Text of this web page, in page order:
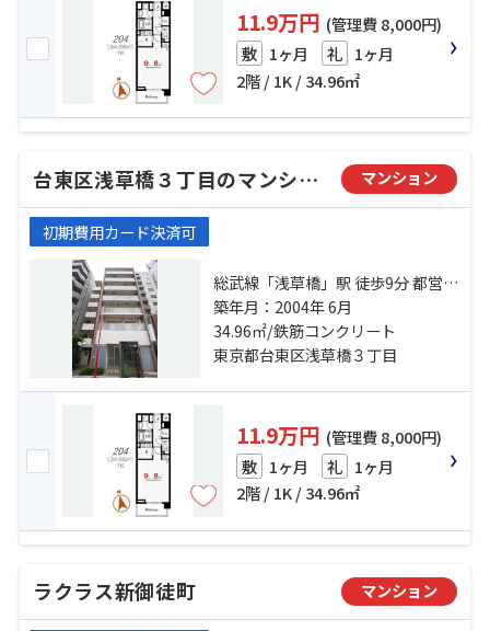
11.9万円 (管理費 8,000円)
敷 1ヶ月 礼 1ヶ月
2階 / 1K / 34.96㎡
台東区浅草橋３丁目のマンション マンション
初期費用カード決済可
総武線「浅草橋」駅 徒歩9分 都営大
江戸線「新御徒町」駅 徒歩13分 都
営大江戸線「蔵前」駅 徒歩13分
築年月：2004年 6月
34.96㎡/鉄筋コンクリート
東京都台東区浅草橋３丁目
11.9万円 (管理費 8,000円)
敷 1ヶ月 礼 1ヶ月
2階 / 1K / 34.96㎡
ラクラス新御徒町 マンション